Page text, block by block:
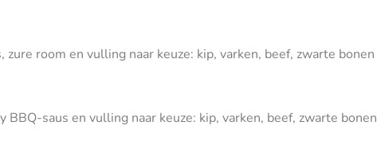
room en vulling naar keuze: kip, varken, beef, zwarte bonen
saus en vulling naar keuze: kip, varken, beef, zwarte bonen